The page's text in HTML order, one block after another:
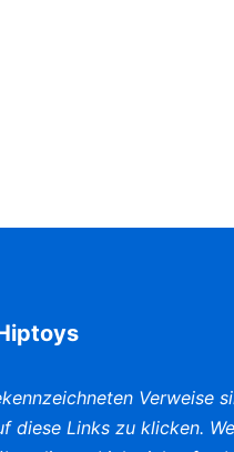
Verweise
diese Links zu klicken.